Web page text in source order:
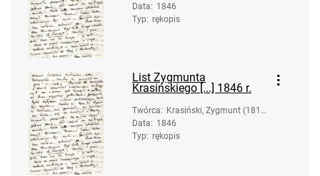
-1859)
Data: 1846
Typ: rękopis
List Zygmunta
Krasińskiego [...] 1846 r.
Twórca: Krasiński, Zygmunt (1812
-1859)
Data: 1846
Typ: rękopis